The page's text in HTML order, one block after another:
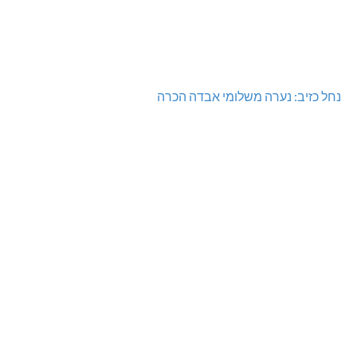
נחל כזיב: נערה משלומי אבדה הכרה